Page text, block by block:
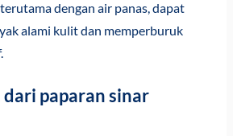
dengan air panas, dapat
alami kulit dan memperburuk
paparan sinar